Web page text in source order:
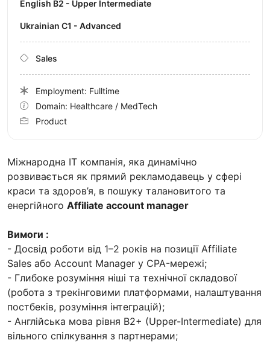
Міжнародна IT компанія, яка динамічно
розвивається як прямий рекламодавець у сфері
краси та здоров’я, в пошуку талановитого та
енергійного Affiliate account manager
Вимоги :
- Досвід роботи від 1–2 років на позиції Affiliate
Sales або Account Manager у CPA-мережі;
- Глибоке розуміння ніші та технічної складової
(робота з трекінговими платформами, налаштування
постбеків, розуміння інтеграцій);
- Англійська мова рівня B2+ (Upper-Intermediate) для
вільного спілкування з партнерами;
English B2 - Upper Intermediate
Ukrainian C1 - Advanced
Sales
Employment: Fulltime
Domain: Healthcare / MedTech
Product